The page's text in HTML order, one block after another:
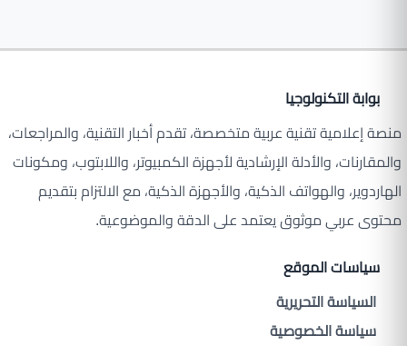
بوابة التكنولوجيا
منصة إعلامية تقنية عربية متخصصة، تقدم أخبار التقنية، والمراجعات،
والمقارنات، والأدلة الإرشادية لأجهزة الكمبيوتر، واللابتوب، ومكونات
الهاردوير، والهواتف الذكية، والأجهزة الذكية، مع الالتزام بتقديم
محتوى عربي موثوق يعتمد على الدقة والموضوعية.
سياسات الموقع
السياسة التحريرية
سياسة الخصوصية